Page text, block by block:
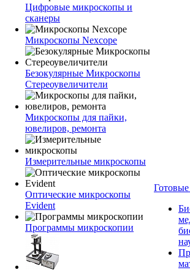
Цифровые микроскопы и
сканеры
Микроскопы Nexcope
Безокулярные Микроскопы
Стереоувеличители
Микроскопы для пайки,
ювелиров, ремонта
Измерительные микроскопы
Оптические микроскопы
Evident
Программы микроскопии